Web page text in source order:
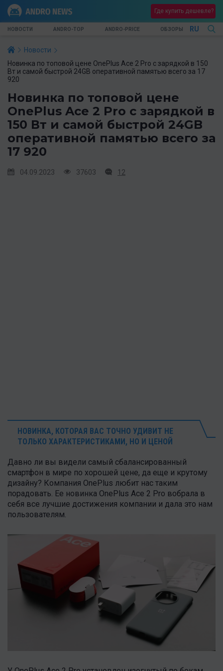
Где купить дешевле?
НОВОСТИ ANDRO-TOP ANDRO-PRICE ОБЗОРЫ RU
Новости
Новинка по топовой цене OnePlus Ace 2 Pro с зарядкой в 150
Вт и самой быстрой 24GB оперативной памятью всего за 17
920
Новинка по топовой цене
OnePlus Ace 2 Pro с зарядкой в
150 Вт и самой быстрой 24GB
оперативной памятью всего за
17 920
04.09.2023 37603 12
НОВИНКА, КОТОРАЯ ВАС ТОЧНО УДИВИТ НЕ
ТОЛЬКО ХАРАКТЕРИСТИКАМИ, НО И ЦЕНОЙ
Давно ли вы видели самый сбалансированный
смартфон в мире по хорошей цене, да еще и крутому
дизайну? Компания OnePlus любит нас таким
порадовать. Ее новинка OnePlus Ace 2 Pro вобрала в
себя все лучшие достижения компании и дала это нам
пользователям.